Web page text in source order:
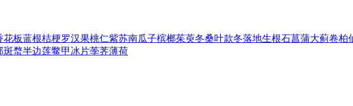
花板蓝根桔梗罗汉果桃仁紫苏南瓜子槟榔茱萸冬桑叶款冬落地生根石菖蒲大蓟卷柏
斑蝥半边莲鳖甲 冰片荸荠薄荷